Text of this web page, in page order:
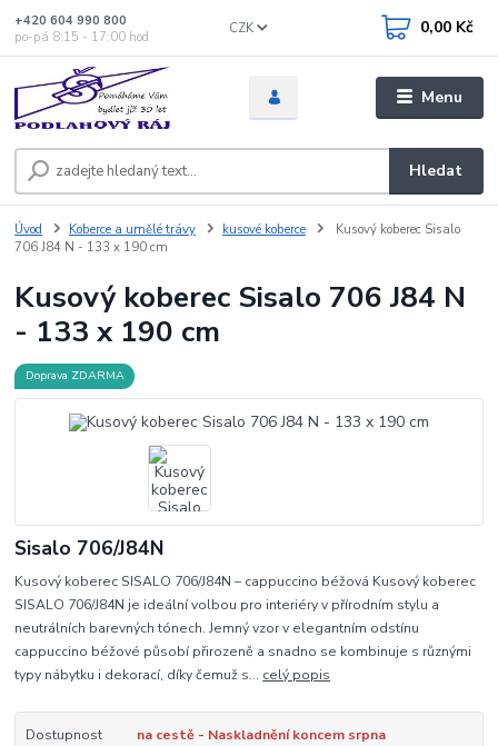
Menu
CZK
Hledat
+420 604 990 800
po-pá 8:15 - 17:00 hod
0,00 Kč
Úvod Koberce a umělé trávy kusové koberce
Kusový koberec Sisalo
706 J84 N - 133 x 190 cm
Kusový koberec Sisalo 706 J84 N
- 133 x 190 cm
Doprava ZDARMA
Sisalo 706/J84N
Kusový koberec SISALO 706/J84N – cappuccino béžová Kusový koberec
SISALO 706/J84N je ideální volbou pro interiéry v přírodním stylu a
neutrálních barevných tónech. Jemný vzor v elegantním odstínu
cappuccino béžové působí přirozeně a snadno se kombinuje s různými
typy nábytku i dekorací, díky čemuž s... celý popis
Dostupnost
na cestě - Naskladnění koncem srpna